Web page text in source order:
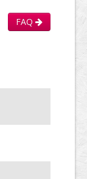
FAQ